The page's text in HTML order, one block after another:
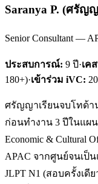
Saranya P. (ศรัญ
Senior Consultant —
ประสบการณ์: 9 ปี·เค
180+)·เข้าร่วม iVC:
ศรัญญาเรียนจบโทด้าน
ก่อนทำงาน 3 ปีในแผน
Economic & Cultural
APAC จากศูนย์จนเ
JLPT N1 (สอบครั้งเดี